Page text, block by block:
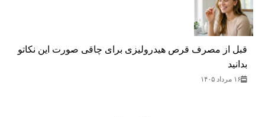
قبل از مصرف قرص هیدرولیزی برای چاقی صورت این نکاتو
بدانید
۱۶ مرداد ۱۴۰۵